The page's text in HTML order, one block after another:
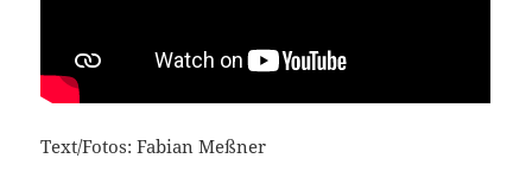
Text/Fotos: Fabian Meßner